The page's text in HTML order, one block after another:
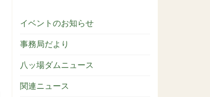
イベントのお知らせ
事務局だより
八ッ場ダムニュース
関連ニュース